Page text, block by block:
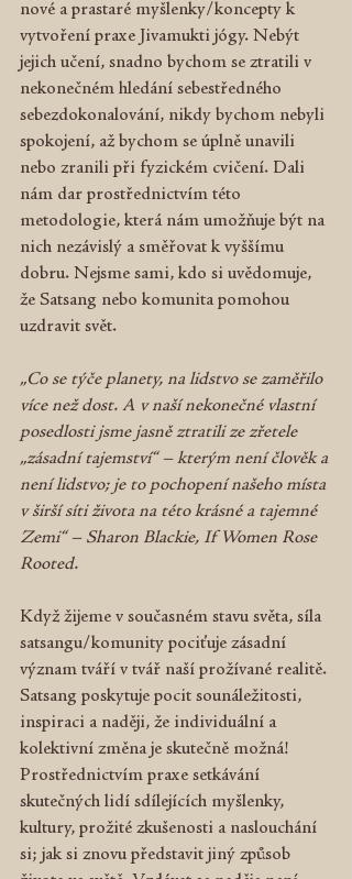
nové a prastaré myšlenky/koncepty k
vytvoření praxe Jivamukti jógy. Nebýt
jejich učení, snadno bychom se ztratili v
nekonečném hledání sebestředného
sebezdokonalování, nikdy bychom nebyli
spokojení, až bychom se úplně unavili
nebo zranili při fyzickém cvičení. Dali
nám dar prostřednictvím této
metodologie, která nám umožňuje být na
nich nezávislý a směřovat k vyššímu
dobru. Nejsme sami, kdo si uvědomuje,
že Satsang nebo komunita pomohou
uzdravit svět.
„Co se týče planety, na lidstvo se zaměřilo
více než dost. A v naší nekonečné vlastní
posedlosti jsme jasně ztratili ze zřetele
„zásadní tajemství“ – kterým není člověk a
není lidstvo; je to pochopení našeho místa
v širší síti života na této krásné a tajemné
Zemi“ – Sharon Blackie, If Women Rose
Rooted.
Když žijeme v současném stavu světa, síla
satsangu/komunity pociťuje zásadní
význam tváří v tvář naší prožívané realitě.
Satsang poskytuje pocit sounáležitosti,
inspiraci a naději, že individuální a
kolektivní změna je skutečně možná!
Prostřednictvím praxe setkávání
skutečných lidí sdílejících myšlenky,
kultury, prožité zkušenosti a naslouchání
si; jak si znovu představit jiný způsob